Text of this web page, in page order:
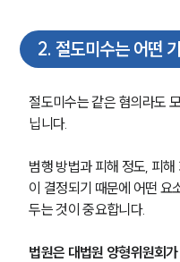
2. 절도미수는 어떤
절도미수는 같은 혐의라도
닙니다.
범행 방법과 피해 정도, 피
이 결정되기 때문에 어떤 요
두는 것이 중요합니다.
법원은 대법원 양형위원회